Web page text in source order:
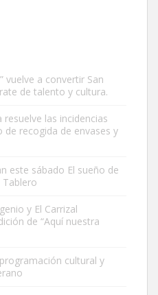
calle hace menos de un mes,
vuelve a convertir San
de talento y cultura.
las incidencias
de recogida de envases y
este sábado El sueño de
Tablero
y El Carrizal
de “Aquí nuestra
cultural y